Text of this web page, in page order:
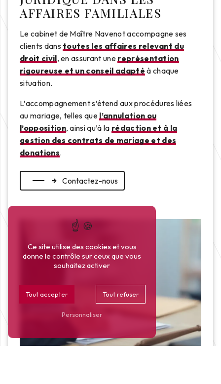
AFFAIRES FAMILIALES
Le cabinet de Maître Navenot accompagne ses
clients dans toutes les affaires relevant du
droit civil, en assurant une représentation
rigoureuse et un conseil adapté à chaque
situation.
L’accompagnement s’étend aux procédures liées
au mariage, telles que l’annulation ou
l’opposition, ainsi qu’à la rédaction et à la
gestion des contrats de mariage et des
donations.
Contactez-nous
Ce site utilise des cookies et vous
donne le contrôle sur ceux que vous
souhaitez activer
Tout accepter Tout refuser
Personnaliser